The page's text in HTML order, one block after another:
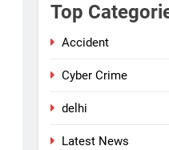
Top
Accident
Cyber Crime
delhi
Latest News